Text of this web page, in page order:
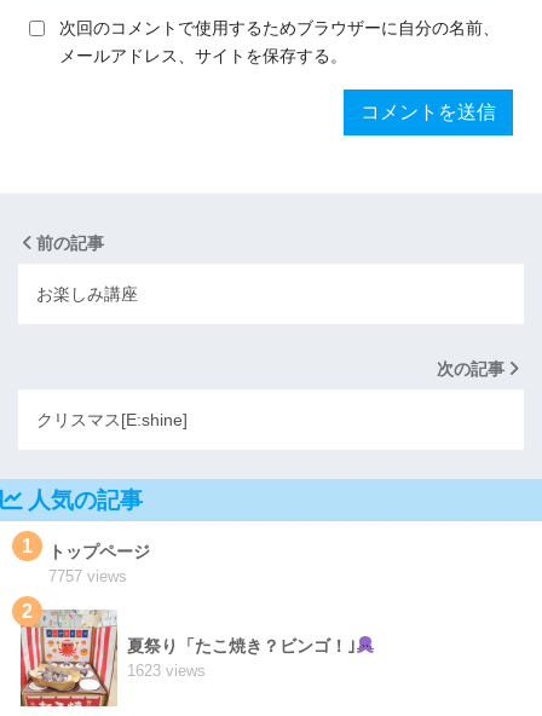
次回のコメントで使用するためブラウザーに自分の名前、
メールアドレス、サイトを保存する。
前の記事
お楽しみ講座
次の記事
クリスマス[E:shine]
人気の記事
1 トップページ
7757 views
2
夏祭り「たこ焼き？ビンゴ！｣
1623 views